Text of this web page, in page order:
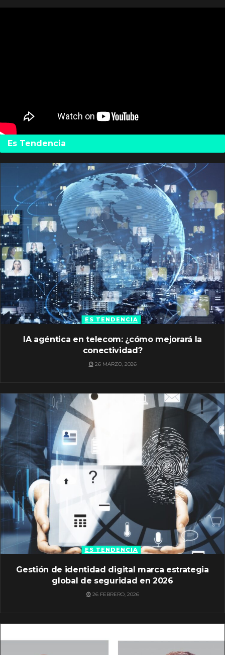
Es Tendencia
ES TENDENCIA
IA agéntica en telecom: ¿cómo mejorará la
conectividad?
26 MARZO, 2026
ES TENDENCIA
Gestión de identidad digital marca estrategia
global de seguridad en 2026
26 FEBRERO, 2026